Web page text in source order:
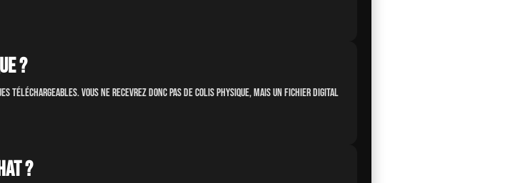
?
téléchargeables. Vous ne recevrez donc pas de colis physique, mais un fichier digital
?